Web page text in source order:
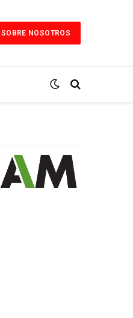
SOBRE NOSOTROS